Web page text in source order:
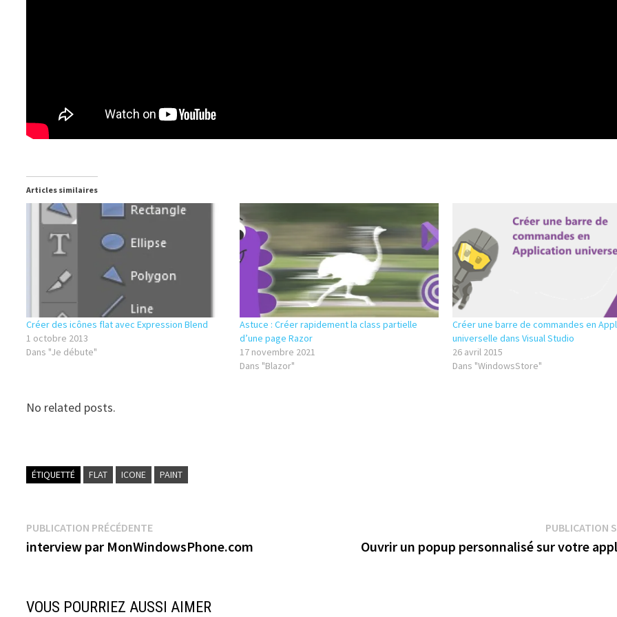
Articles similaires
Créer des icônes flat avec Expression Blend
1 octobre 2013
Dans "Je débute"
Astuce : Créer rapidement la class partielle
d’une page Razor
17 novembre 2021
Dans "Blazor"
Créer une barre de commandes en
universelle dans Visual Studio
26 avril 2015
Dans "WindowsStore"
No related posts.
ÉTIQUETTÉ FLAT ICONE PAINT
Navigation
de
PUBLICATION PRÉCÉDENTEPublication
précédente :
interview par MonWindowsPhone.com
PUBLICATION
Ouvrir un popup personnalisé sur votre
VOUS POURRIEZ AUSSI AIMER